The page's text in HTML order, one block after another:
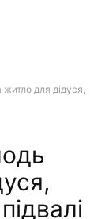
для дідуся,